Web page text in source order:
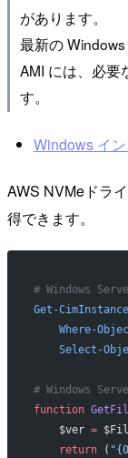
があります。
最新の
AMI には、必要
す。
Windows イ
AWS NVMeドラ
得できます。
# Windows
Get-CimInstance
Where-
Select-
# Windows
function
    $ver
=
    return
(